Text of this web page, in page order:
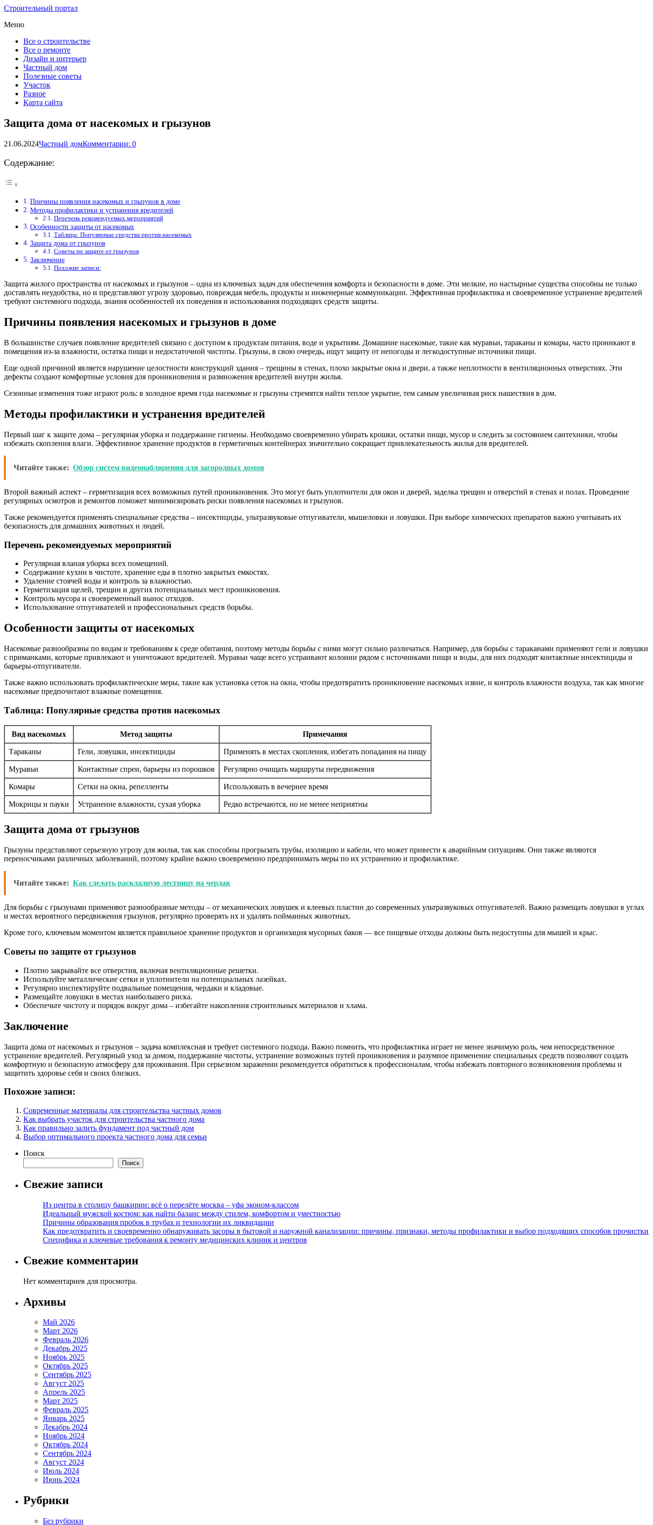
Строительный портал
Меню
Все о строительстве
Все о ремонте
Дизайн и интерьер
Частный дом
Полезные советы
Участок
Разное
Карта сайта
Защита дома от насекомых и грызунов
21.06.2024Частный домКомментарии: 0
Содержание:
Причины появления насекомых и грызунов в доме
Методы профилактики и устранения вредителей
Перечень рекомендуемых мероприятий
Особенности защиты от насекомых
Таблица: Популярные средства против насекомых
Защита дома от грызунов
Советы по защите от грызунов
Заключение
Похожие записи:
Защита жилого пространства от насекомых и грызунов – одна из ключевых задач для обеспечения комфорта и безопасности в доме. Эти мелкие, но настырные существа способны не только
доставлять неудобства, но и представляют угрозу здоровью, повреждая мебель, продукты и инженерные коммуникации. Эффективная профилактика и своевременное устранение вредителей
требуют системного подхода, знания особенностей их поведения и использования подходящих средств защиты.
Причины появления насекомых и грызунов в доме
В большинстве случаев появление вредителей связано с доступом к продуктам питания, воде и укрытиям. Домашние насекомые, такие как муравьи, тараканы и комары, часто проникают в
помещения из-за влажности, остатка пищи и недостаточной чистоты. Грызуны, в свою очередь, ищут защиту от непогоды и легкодоступные источники пищи.
Еще одной причиной является нарушение целостности конструкций здания – трещины в стенах, плохо закрытые окна и двери, а также неплотности в вентиляционных отверстиях. Эти
дефекты создают комфортные условия для проникновения и размножения вредителей внутри жилья.
Сезонные изменения тоже играют роль: в холодное время года насекомые и грызуны стремятся найти теплое укрытие, тем самым увеличивая риск нашествия в дом.
Методы профилактики и устранения вредителей
Первый шаг к защите дома – регулярная уборка и поддержание гигиены. Необходимо своевременно убирать крошки, остатки пищи, мусор и следить за состоянием сантехники, чтобы
избежать скопления влаги. Эффективное хранение продуктов в герметичных контейнерах значительно сокращает привлекательность жилья для вредителей.
Читайте также: Обзор систем видеонаблюдения для загородных домов
Второй важный аспект – герметизация всех возможных путей проникновения. Это могут быть уплотнители для окон и дверей, заделка трещин и отверстий в стенах и полах. Проведение
регулярных осмотров и ремонтов поможет минимизировать риски появления насекомых и грызунов.
Также рекомендуется применять специальные средства – инсектициды, ультразвуковые отпугиватели, мышеловки и ловушки. При выборе химических препаратов важно учитывать их
безопасность для домашних животных и людей.
Перечень рекомендуемых мероприятий
Регулярная вланая уборка всех помещений.
Содержание кухни в чистоте, хранение еды в плотно закрытых емкостях.
Удаление стоячей воды и контроль за влажностью.
Герметизация щелей, трещин и других потенциальных мест проникновения.
Контроль мусора и своевременный вынос отходов.
Использование отпугивателей и профессиональных средств борьбы.
Особенности защиты от насекомых
Насекомые разнообразны по видам и требованиям к среде обитания, поэтому методы борьбы с ними могут сильно различаться. Например, для борьбы с тараканами применяют гели и ловушки
с приманками, которые привлекают и уничтожают вредителей. Муравьи чаще всего устраивают колонии рядом с источниками пищи и воды, для них подходят контактные инсектициды и
барьеры-отпугиватели.
Также важно использовать профилактические меры, такие как установка сеток на окна, чтобы предотвратить проникновение насекомых извне, и контроль влажности воздуха, так как многие
насекомые предпочитают влажные помещения.
Таблица: Популярные средства против насекомых
Вид насекомых Метод защиты Примечания
Тараканы Гели, ловушки, инсектициды Применять в местах скопления, избегать попадания на пищу
Муравьи Контактные спреи, барьеры из порошков Регулярно очищать маршруты передвижения
Комары Сетки на окна, репелленты Использовать в вечернее время
Мокрицы и пауки Устранение влажности, сухая уборка Редко встречаются, но не менее неприятны
Защита дома от грызунов
Грызуны представляют серьезную угрозу для жилья, так как способны прогрызать трубы, изоляцию и кабели, что может привести к аварийным ситуациям. Они также являются
переносчиками различных заболеваний, поэтому крайне важно своевременно предпринимать меры по их устранению и профилактике.
Читайте также: Как сделать раскладную лестницу на чердак
Для борьбы с грызунами применяют разнообразные методы – от механических ловушек и клеевых пластин до современных ультразвуковых отпугивателей. Важно размещать ловушки в углах
и местах вероятного передвижения грызунов, регулярно проверять их и удалять пойманных животных.
Кроме того, ключевым моментом является правильное хранение продуктов и организация мусорных баков — все пищевые отходы должны быть недоступны для мышей и крыс.
Советы по защите от грызунов
Плотно закрывайте все отверстия, включая вентиляционные решетки.
Используйте металлические сетки и уплотнители на потенциальных лазейках.
Регулярно инспектируйте подвальные помещения, чердаки и кладовые.
Размещайте ловушки в местах наибольшего риска.
Обеспечьте чистоту и порядок вокруг дома – избегайте накопления строительных материалов и хлама.
Заключение
Защита дома от насекомых и грызунов – задача комплексная и требует системного подхода. Важно помнить, что профилактика играет не менее значимую роль, чем непосредственное
устранение вредителей. Регулярный уход за домом, поддержание чистоты, устранение возможных путей проникновения и разумное применение специальных средств позволяют создать
комфортную и безопасную атмосферу для проживания. При серьезном заражении рекомендуется обратиться к профессионалам, чтобы избежать повторного возникновения проблемы и
защитить здоровье себя и своих близких.
Похожие записи:
Современные материалы для строительства частных домов
Как выбрать участок для строительства частного дома
Как правильно залить фундамент под частный дом
Выбор оптимального проекта частного дома для семьи
Поиск
Поиск
Свежие записи
Из центра в столицу башкирии: всё о перелёте москва – уфа эконом-классом
Идеальный мужской костюм: как найти баланс между стилем, комфортом и уместностью
Причины образования пробок в трубах и технологии их ликвидации
Как предотвратить и своевременно обнаруживать засоры в бытовой и наружной канализации: причины, признаки, методы профилактики и выбор подходящих способов прочистки
Специфика и ключевые требования к ремонту медицинских клиник и центров
Свежие комментарии
Нет комментариев для просмотра.
Архивы
Май 2026
Март 2026
Февраль 2026
Декабрь 2025
Ноябрь 2025
Октябрь 2025
Сентябрь 2025
Август 2025
Апрель 2025
Март 2025
Февраль 2025
Январь 2025
Декабрь 2024
Ноябрь 2024
Октябрь 2024
Сентябрь 2024
Август 2024
Июль 2024
Июнь 2024
Рубрики
Без рубрики